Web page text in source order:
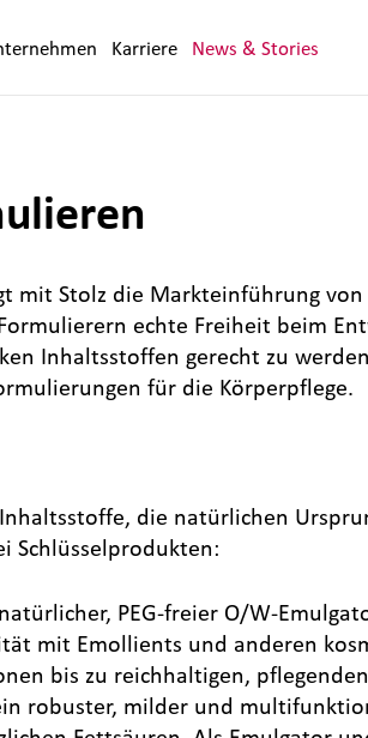
Karriere News & Stories
mit Stolz die Markteinführung
echte Freiheit beim
Inhaltsstoffen gerecht zu
für die Körperpflege.
die natürlichen
Schlüsselprodukten:
PEG-freier O/W-
mit Emollients und anderen
bis zu reichhaltigen,
robuster, milder und